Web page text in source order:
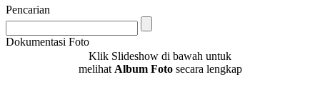
Pencarian
Dokumentasi Foto
Klik Slideshow di bawah untuk
melihat Album Fotosecara lengkap